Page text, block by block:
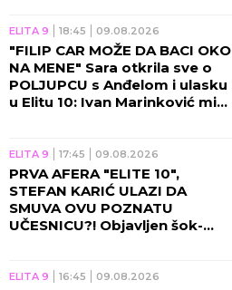
ELITA 9 18:45 09.08.2026
"FILIP CAR MOŽE DA BACI OKO
NA MENE" Sara otkrila sve o
POLJUPCU s Anđelom i ulasku
u Elitu 10: Ivan Marinković mi
ELITA 9 17:45 09.08.2026
PRVA AFERA "ELITE 10",
STEFAN KARIĆ ULAZI DA
SMUVA OVU POZNATU
UČESNICU?! Objavljen šok-
ELITA 9 16:45 09.08.2026